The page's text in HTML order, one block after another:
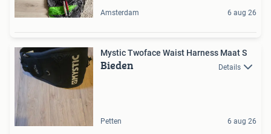
Amsterdam 6 aug 26
Mystic Twoface Waist Harness Maat S
Bieden Details
Petten 6 aug 26